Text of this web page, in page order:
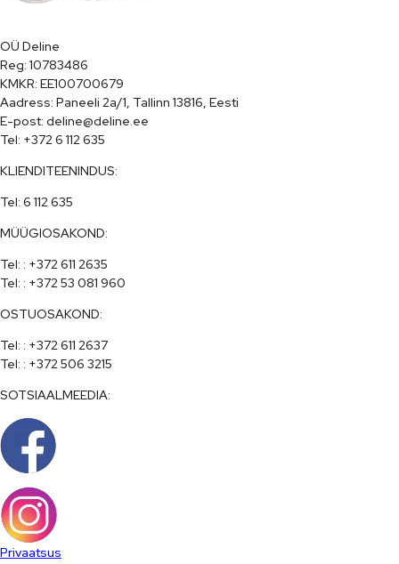
OÜ Deline
Reg: 10783486
KMKR: EE100700679
Aadress: Paneeli 2a/1, Tallinn 13816, Eesti
E-post: deline@deline.ee
Tel: +372 6 112 635
KLIENDITEENINDUS:
Tel: 6 112 635
MÜÜGIOSAKOND:
Tel: : +372 611 2635
Tel: : +372 53 081 960
OSTUOSAKOND:
Tel: : +372 611 2637
Tel: : +372 506 3215
SOTSIAALMEEDIA:
Privaatsus